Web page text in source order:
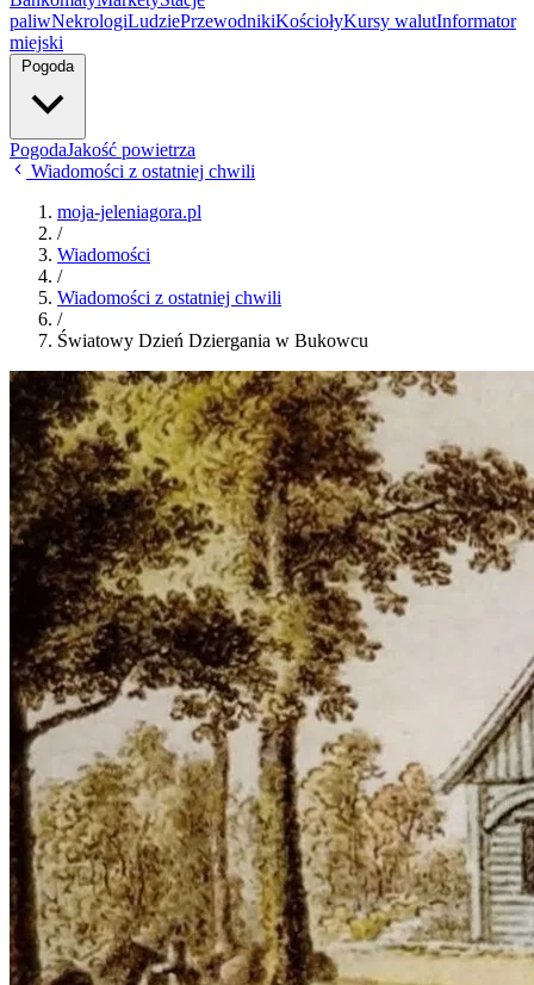
paliwNekrologiLudziePrzewodnikiKościołyKursy walutInformator
miejski
Pogoda
PogodaJakość powietrza
Wiadomości z ostatniej chwili
moja-jeleniagora.pl
/
Wiadomości
/
Wiadomości z ostatniej chwili
/
Światowy Dzień Dziergania w Bukowcu